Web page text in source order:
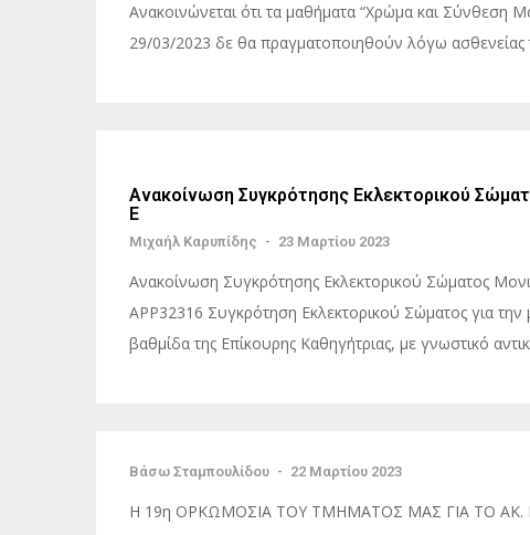
Ανακοινώνεται ότι τα μαθήματα “Χρώμα και Σύνθεση
29/03/2023 δε θα πραγματοποιηθούν λόγω ασθενείας
Ανακοίνωση Συγκρότησης Εκλεκτορικού
Ε
Μιχαήλ Καρυπίδης - 23 Μαρτίου 2023
Ανακοίνωση Συγκρότησης Εκλεκτορικού Σώματος
ΑΡΡ32316 Συγκρότηση Εκλεκτορικού Σώματος για την
βαθμίδα της Επίκουρης Καθηγήτριας, με γνωστικό
Βάσω Σταμπουλίδου - 22 Μαρτίου 2023
Η 19η ΟΡΚΩΜΟΣΙΑ ΤΟΥ ΤΜΗΜΑΤΟΣ ΜΑΣ ΓΙΑ ΤΟ ΑΚ.